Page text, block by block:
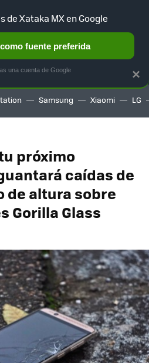
HOME AUTO TERRITORIO
Samsung Xiaomi LG
próximo
caídas de
de altura sobre
Gorilla Glass
×
de Xataka MX en Google
fuente preferida
una cuenta de Google